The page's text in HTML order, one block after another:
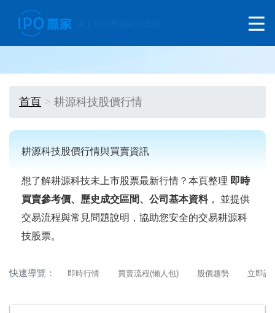
首頁 耕源科技股價行情
耕源科技股價行情與買賣資訊
想了解耕源科技未上市股票最新行情？本頁整理 即時
買賣參考價、歷史成交區間、公司基本資料， 並提供
交易流程與常見問題說明，協助您安全的交易耕源科
技股票。
快速導覽： 即時行情 買賣流程(懶人包) 股價趨勢 立即詢